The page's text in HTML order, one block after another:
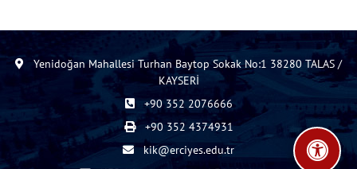
Yenidoğan Mahallesi Turhan Baytop Sokak No:1 38280 TALAS /
KAYSERİ
+90 352 2076666
+90 352 4374931
kik@erciyes.edu.tr